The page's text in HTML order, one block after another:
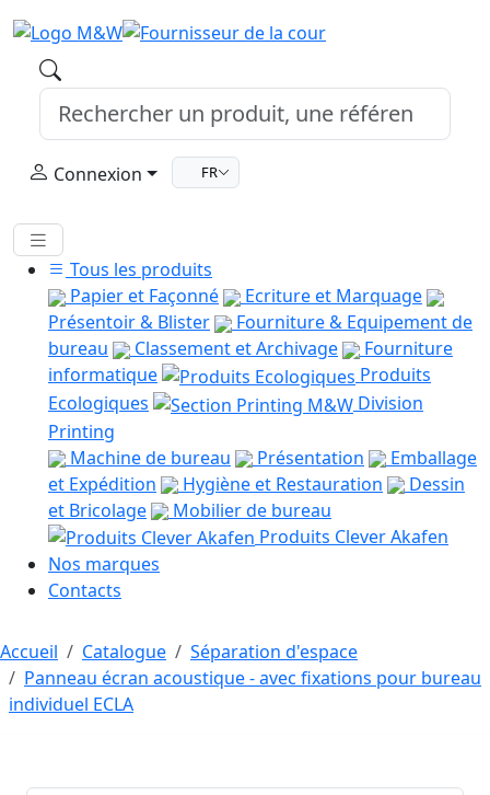
Connexion FR
Tous les produits
Papier et Façonné
Ecriture et Marquage
Présentoir & Blister
Fourniture & Equipement de
bureau
Classement et Archivage
Fourniture
informatique
Produits
Ecologiques
Division
Printing
Machine de bureau
Présentation
Emballage
et Expédition
Hygiène et Restauration
Dessin
et Bricolage
Mobilier de bureau
Produits Clever Akafen
Nos marques
Contacts
Accueil Catalogue
Séparation d'espace
Panneau écran acoustique - avec fixations pour bureau
individuel ECLA